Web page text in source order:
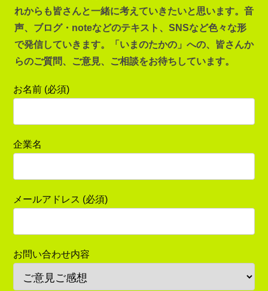
れからも皆さんと一緒に考えていきたいと思います。音
声、ブログ・noteなどのテキスト、SNSなど色々な形
で発信していきます。「いまのたかの」への、皆さんか
らのご質問、ご意見、ご相談をお待ちしています。
お名前 (必須)
企業名
メールアドレス (必須)
お問い合わせ内容